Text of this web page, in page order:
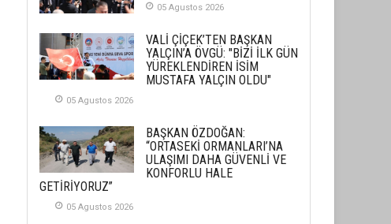
21 Haziran 2026
SEMRA ŞAHİN
KENDİNE UYANMAK
30 Temmuz 2026
Merve Şimşek
İlgi Alanlarımız ve Biz
02 Ekim 2025
SABAHATTİN SÜRMEN
05 Agustos 2026
VALİ ÇİÇEK’TEN BAŞKAN
YALÇIN’A ÖVGÜ: "BİZİ İLK GÜN
YÜREKLENDİREN İSİM
MUSTAFA YALÇIN OLDU"
05 Agustos 2026
BAŞKAN ÖZDOĞAN:
“ORTASEKİ ORMANLARI’NA
ULAŞIMI DAHA GÜVENLİ VE
KONFORLU HALE
GETİRİYORUZ”
05 Agustos 2026